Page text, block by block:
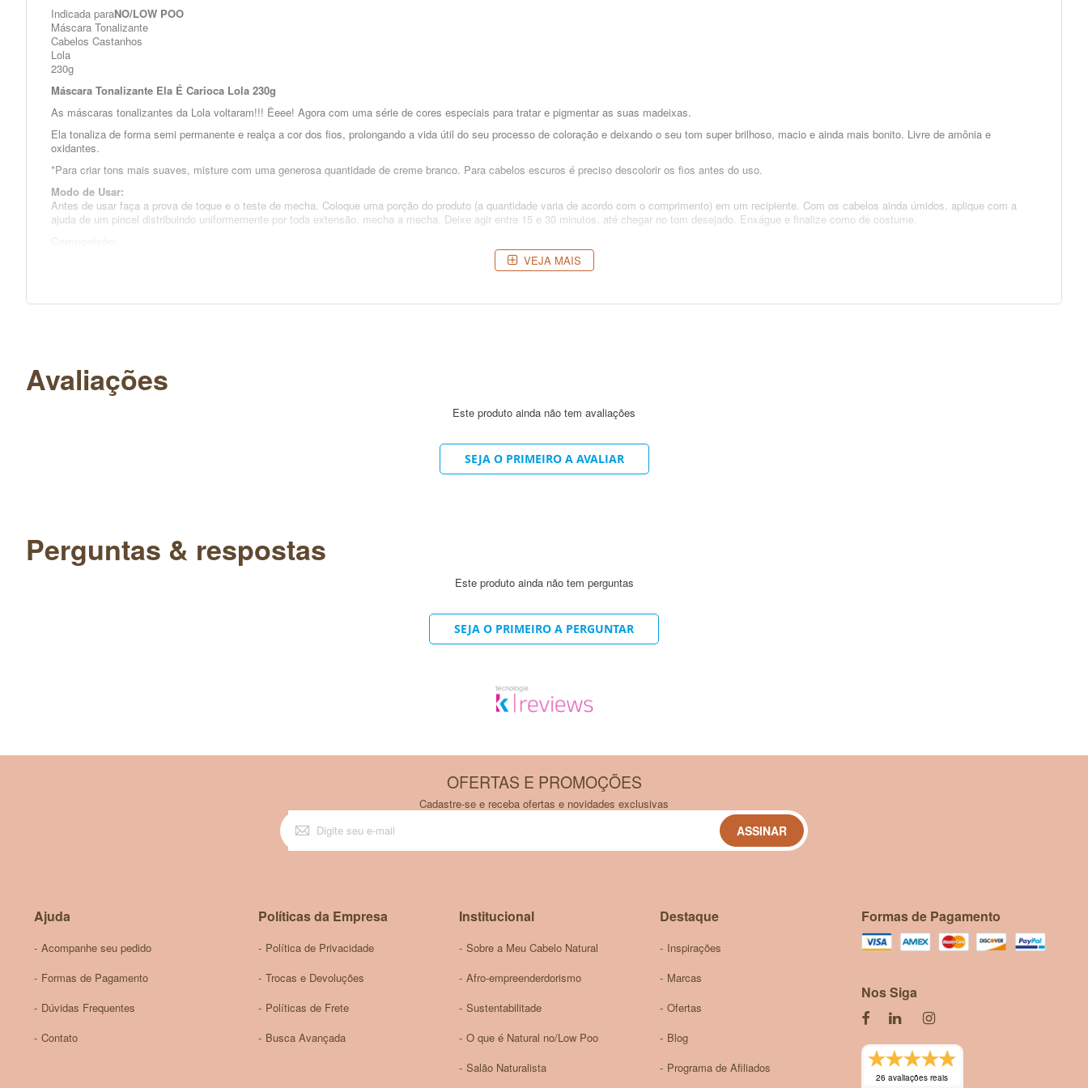
Indicada paraNO/LOW POO
Máscara Tonalizante
Cabelos Castanhos
Lola
230g
Máscara Tonalizante Ela É Carioca Lola 230g
As máscaras tonalizantes da Lola voltaram!!! Êeee! Agora com uma série de cores especiais para tratar e pigmentar as suas madeixas.
Ela tonaliza de forma semi permanente e realça a cor dos fios, prolongando a vida útil do seu processo de coloração e deixando o seu tom super brilhoso, macio e ainda mais bonito. Livre de amônia e
oxidantes.
*Para criar tons mais suaves, misture com uma generosa quantidade de creme branco. Para cabelos escuros é preciso descolorir os fios antes do uso.
Modo de Usar:
Antes de usar faça a prova de toque e o teste de mecha. Coloque uma porção do produto (a quantidade varia de acordo com o comprimento) em um recipiente. Com os cabelos ainda úmidos, aplique com a
ajuda de um pincel distribuindo uniformemente por toda extensão, mecha a mecha. Deixe agir entre 15 e 30 minutos, até chegar no tom desejado. Enxágue e finalize como de costume.
Aqua/Water/Eau, Behentrimonium Methosulfate, Cetearyl Alcohol, Caryocar Brasiliense Fruit Oil, Cinnamomum Zeylanicum Bark Extract, Propylene Glycol, Sodium PCA, Cetrimonium Chloride, Basic Brown 17,
HC Blue N°2, Acid Violet 43, Basic Blue 99, Brasic Brown 16, Basic Yellow 57, Citric Acid, Phenoxyethanol, Caprylyl Glycol, Fragrance/Parfum, Coumarin, d-Limonene, Eugenol.
VEJA MAIS
Avaliações
Este produto ainda não tem avaliações
SEJA O PRIMEIRO A AVALIAR
Perguntas & respostas
Este produto ainda não tem perguntas
SEJA O PRIMEIRO A PERGUNTAR
OFERTAS E PROMOÇÕES
Cadastre-se e receba ofertas e novidades exclusivas
ASSINAR
Ajuda
Acompanhe seu pedido
Formas de Pagamento
Dúvidas Frequentes
Contato
Políticas da Empresa
Política de Privacidade
Trocas e Devoluções
Políticas de Frete
Busca Avançada
Institucional
Sobre a Meu Cabelo Natural
Afro-empreenderdorismo
Sustentabilitade
O que é Natural no/Low Poo
Salão Naturalista
Destaque
Inspirações
Marcas
Ofertas
Blog
Programa de Afiliados
Formas de Pagamento
Nos Siga
26 avaliações reais